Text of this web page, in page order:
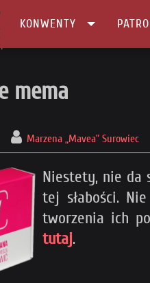
KONWENTY
mema
Marzena „Mavea” Surowiec
Niestety, nie da
tej słabości.
tworzenia ich
tutaj.